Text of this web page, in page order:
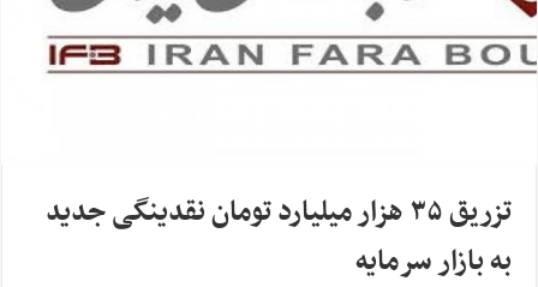
تزریق ۳۵ هزار میلیارد تومان نقدینگی جدید
به بازار سرمایه